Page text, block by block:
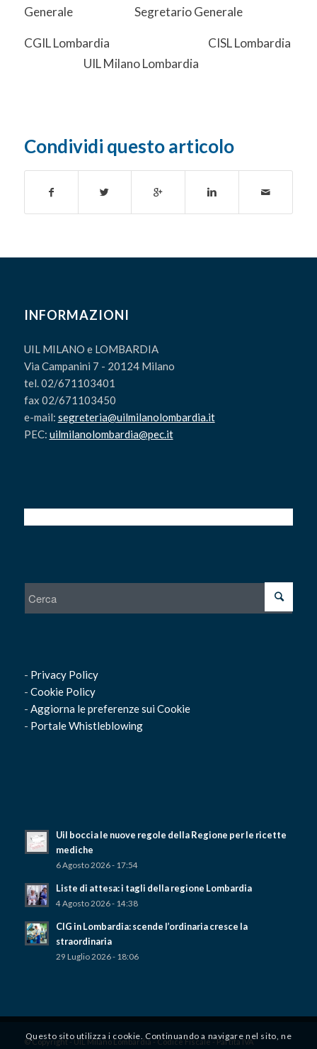
Generale Segretario Generale
CGIL Lombardia CISL Lombardia
UIL Milano Lombardia
Condividi questo articolo
INFORMAZIONI
UIL MILANO e LOMBARDIA
Via Campanini 7 - 20124 Milano
tel. 02/671103401
fax 02/671103450
e-mail: segreteria@uilmilanolombardia.it
PEC: uilmilanolombardia@pec.it
- Privacy Policy
- Cookie Policy
- Aggiorna le preferenze sui Cookie
- Portale Whistleblowing
Uil boccia le nuove regole della Regione per le ricette
mediche
6 Agosto 2026 - 17:54
Liste di attesa: i tagli della regione Lombardia
4 Agosto 2026 - 14:38
CIG in Lombardia: scende l’ordinaria cresce la
straordinaria
29 Luglio 2026 - 18:06
© Copyright - UIL Milano Lombardia - Codice Fiscale - Partita IVA
Questo sito utilizza i cookie. Continuando a navigare nel sito, ne